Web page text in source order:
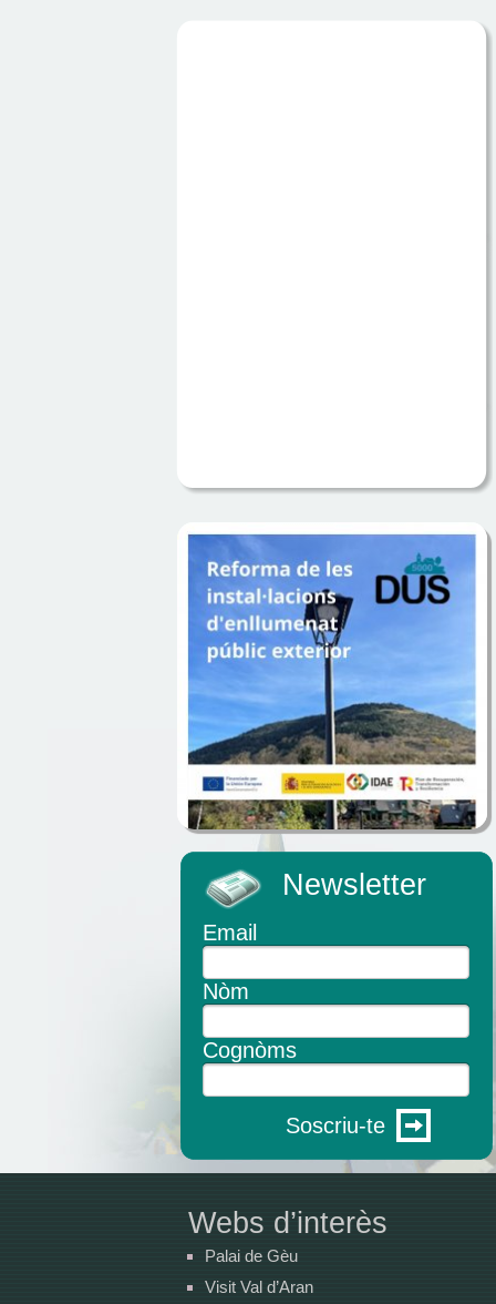
Newsletter
Email
Nòm
Cognòms
Soscriu-te
Webs d’interès
Palai de Gèu
Visit Val d’Aran